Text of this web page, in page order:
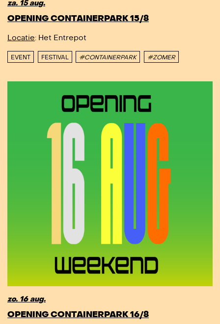
za. 15 aug.
OPENING CONTAINERPARK 15/8
Locatie: Het Entrepot
EVENT FESTIVAL #CONTAINERPARK #ZOMER
zo. 16 aug.
OPENING CONTAINERPARK 16/8